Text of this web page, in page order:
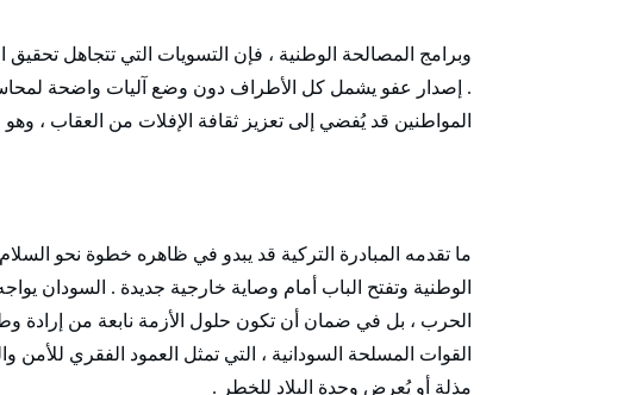
وبرامج المصالحة الوطنية ، فإن التسويات التي تتجاهل تحقيق
. إصدار عفو يشمل كل الأطراف دون وضع آليات واضحة
المواطنين قد يُفضي إلى تعزيز ثقافة الإفلات من العقاب ، وهو
ما تقدمه المبادرة التركية قد يبدو في ظاهره خطوة نحو
الوطنية وتفتح الباب أمام وصاية خارجية جديدة . السودان
الحرب ، بل في ضمان أن تكون حلول الأزمة نابعة من إرادة
القوات المسلحة السودانية ، التي تمثل العمود الفقري للأمن
مذلة أو يُعرض وحدة البلاد للخطر .